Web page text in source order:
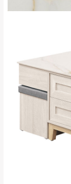
台北市、新
暫無配送地
雄、屏東、宜蘭
（可於LINE
是全
類產品
包裝
性)，
貨。
由於
電腦螢
際商